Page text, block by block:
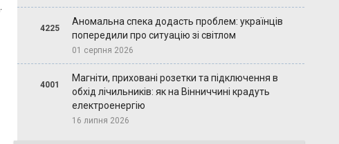
4225
Аномальна спека додасть проблем: українців
попередили про ситуацію зі світлом
01 серпня 2026
4001
Магніти, приховані розетки та підключення в
обхід лічильників: як на Вінниччині крадуть
електроенергію
16 липня 2026